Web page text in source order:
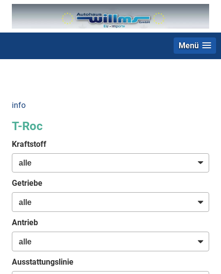
Menü
info
T-Roc
Kraftstoff
Getriebe
Antrieb
Ausstattungslinie